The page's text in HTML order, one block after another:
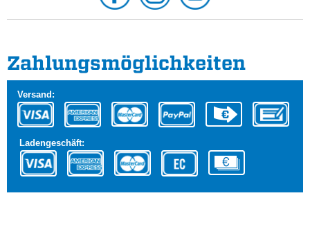
Zahlungs­möglichkeiten
Versand:
Ladengeschäft: